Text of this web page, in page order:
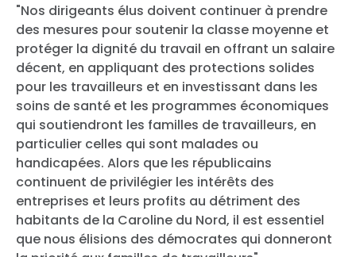
"Nos dirigeants élus doivent continuer à prendre
des mesures pour soutenir la classe moyenne et
protéger la dignité du travail en offrant un salaire
décent, en appliquant des protections solides
pour les travailleurs et en investissant dans les
soins de santé et les programmes économiques
qui soutiendront les familles de travailleurs, en
particulier celles qui sont malades ou
handicapées. Alors que les républicains
continuent de privilégier les intérêts des
entreprises et leurs profits au détriment des
habitants de la Caroline du Nord, il est essentiel
que nous élisions des démocrates qui donneront